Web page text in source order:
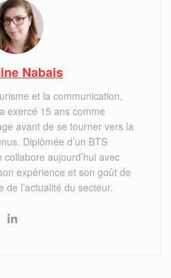
Nabais
et la communication,
exercé 15 ans comme
avant de se tourner vers la
Diplômée d’un BTS
aujourd’hui avec
expérience et son goût de
de l’actualité du secteur.